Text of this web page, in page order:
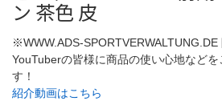
ン 茶色 皮
※WWW.ADS-SPORTVERWALTUNG.DE
YouTuberの皆様に商品の使い心地など
す！
紹介動画はこちら